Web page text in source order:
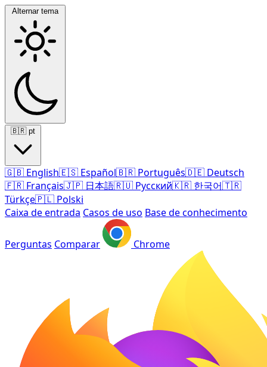
Alternar tema
🇧🇷 pt
🇬🇧 English🇪🇸 Español🇧🇷 Português🇩🇪 Deutsch
🇫🇷 Français🇯🇵 日本語🇷🇺 Русский🇰🇷 한국어🇹🇷
Türkçe🇵🇱 Polski
Caixa de entrada Casos de uso Base de conhecimento
Perguntas Comparar Chrome